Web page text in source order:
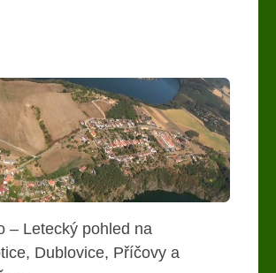
– Letecký pohled na
Dublovice, Příčovy a